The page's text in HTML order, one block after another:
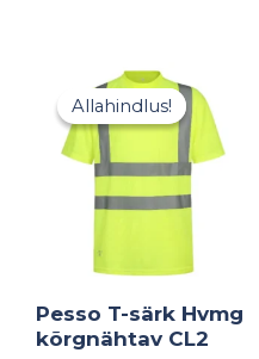
Allahindlus!
Allahindlus!
Pesso T-särk Hvmg
kõrgnähtav CL2
Algne
hind
oli:
11,50 €.
hind
on:
6,90 €.